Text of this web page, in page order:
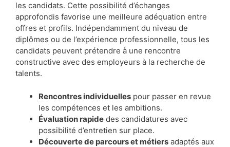
les candidats. Cette possibilité d’échanges
approfondis favorise une meilleure adéquation entre
offres et profils. Indépendamment du niveau de
diplômes ou de l’expérience professionnelle, tous les
candidats peuvent prétendre à une rencontre
constructive avec des employeurs à la recherche de
talents.
Rencontres individuelles pour passer en revue
les compétences et les ambitions.
Évaluation rapide des candidatures avec
possibilité d’entretien sur place.
Découverte de parcours et métiers adaptés aux